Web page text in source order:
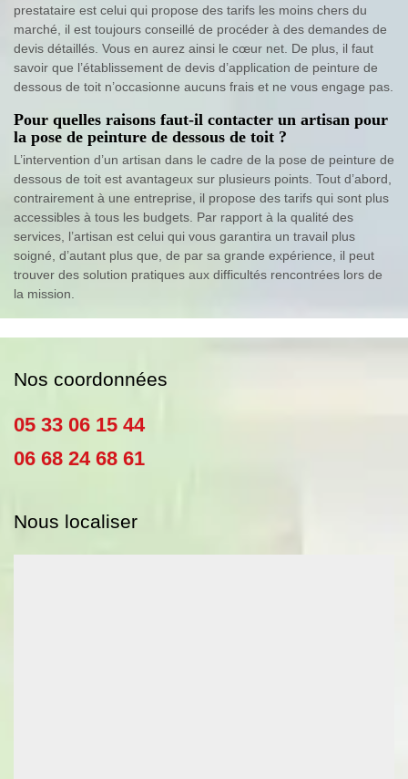
prestataire est celui qui propose des tarifs les moins chers du
marché, il est toujours conseillé de procéder à des demandes de
devis détaillés. Vous en aurez ainsi le cœur net. De plus, il faut
savoir que l’établissement de devis d’application de peinture de
dessous de toit n’occasionne aucuns frais et ne vous engage pas.
Pour quelles raisons faut-il contacter un artisan pour
la pose de peinture de dessous de toit ?
L’intervention d’un artisan dans le cadre de la pose de peinture de
dessous de toit est avantageux sur plusieurs points. Tout d’abord,
contrairement à une entreprise, il propose des tarifs qui sont plus
accessibles à tous les budgets. Par rapport à la qualité des
services, l’artisan est celui qui vous garantira un travail plus
soigné, d’autant plus que, de par sa grande expérience, il peut
trouver des solution pratiques aux difficultés rencontrées lors de
la mission.
Nos coordonnées
05 33 06 15 44
06 68 24 68 61
Nous localiser